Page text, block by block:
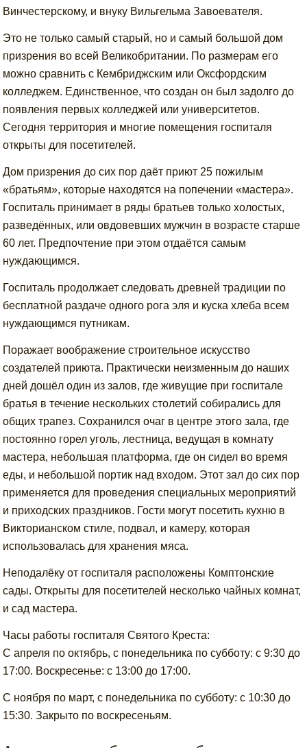
Винчестерскому, и внуку Вильгельма Завоевателя.
Это не только самый старый, но и самый большой дом
призрения во всей Великобритании. По размерам его
можно сравнить с Кембриджским или Оксфордским
колледжем. Единственное, что создан он был задолго до
появления первых колледжей или университетов.
Сегодня территория и многие помещения госпиталя
открыты для посетителей.
Дом призрения до сих пор даёт приют 25 пожилым
«братьям», которые находятся на попечении «мастера».
Госпиталь принимает в ряды братьев только холостых,
разведённых, или овдовевших мужчин в возрасте старше
60 лет. Предпочтение при этом отдаётся самым
нуждающимся.
Госпиталь продолжает следовать древней традиции по
бесплатной раздаче одного рога эля и куска хлеба всем
нуждающимся путникам.
Поражает воображение строительное искусство
создателей приюта. Практически неизменным до наших
дней дошёл один из залов, где живущие при госпитале
братья в течение нескольких столетий собирались для
общих трапез. Сохранился очаг в центре этого зала, где
постоянно горел уголь, лестница, ведущая в комнату
мастера, небольшая платформа, где он сидел во время
еды, и небольшой портик над входом. Этот зал до сих пор
применяется для проведения специальных мероприятий
и приходских праздников. Гости могут посетить кухню в
Викторианском стиле, подвал, и камеру, которая
использовалась для хранения мяса.
Неподалёку от госпиталя расположены Комптонские
сады. Открыты для посетителей несколько чайных комнат,
и сад мастера.
Часы работы госпиталя Святого Креста:
С апреля по октябрь, с понедельника по субботу: с 9:30 до
17:00. Воскресенье: с 13:00 до 17:00.
С ноября по март, с понедельника по субботу: с 10:30 до
15:30. Закрыто по воскресеньям.